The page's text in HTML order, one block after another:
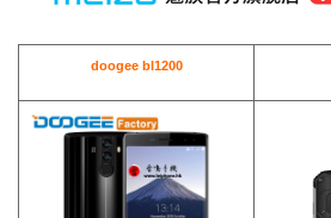
doogee bl1200